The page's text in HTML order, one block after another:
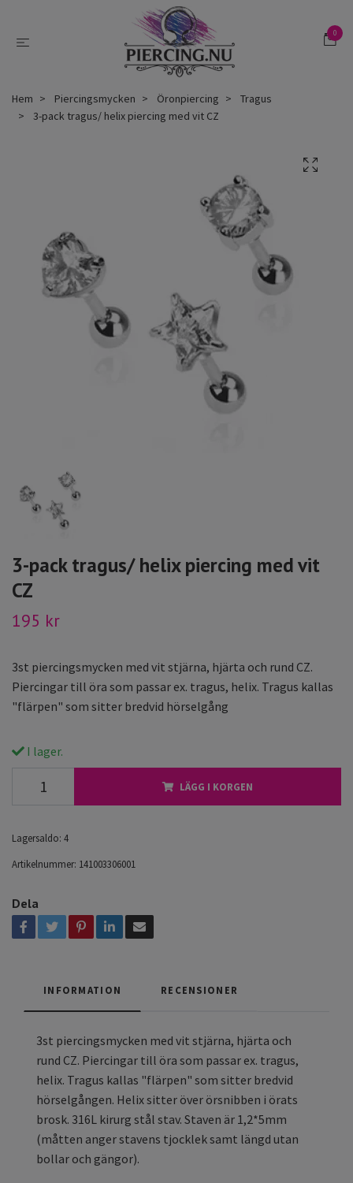
0
Hem Piercingsmycken Öronpiercing
Tragus
3-pack tragus/ helix piercing med vit CZ
3-pack tragus/ helix piercing med vit
CZ
195 kr
3st piercingsmycken med vit stjärna, hjärta och rund CZ.
Piercingar till öra som passar ex. tragus, helix. Tragus kallas
"flärpen" som sitter bredvid hörselgång
I lager.
LÄGG I KORGEN
Lagersaldo: 4
Artikelnummer: 141003306001
Dela
INFORMATION RECENSIONER
3st piercingsmycken med vit stjärna, hjärta och
rund CZ. Piercingar till öra som passar ex. tragus,
helix. Tragus kallas "flärpen" som sitter bredvid
hörselgången. Helix sitter över örsnibben i örats
brosk. 316L kirurg stål stav. Staven är 1,2*5mm
(måtten anger stavens tjocklek samt längd utan
bollar och gängor).